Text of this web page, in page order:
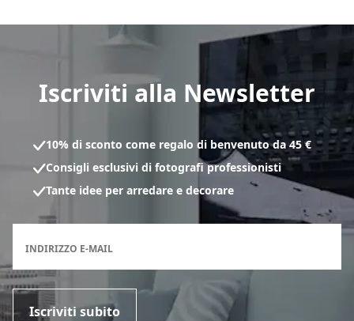
Iscriviti alla Newsletter
10% di sconto come regalo di benvenuto da 45 €
Consigli esclusivi di fotografi professionisti
Tante idee per arredare e decorare
INDIRIZZO E-MAIL
Iscriviti subito